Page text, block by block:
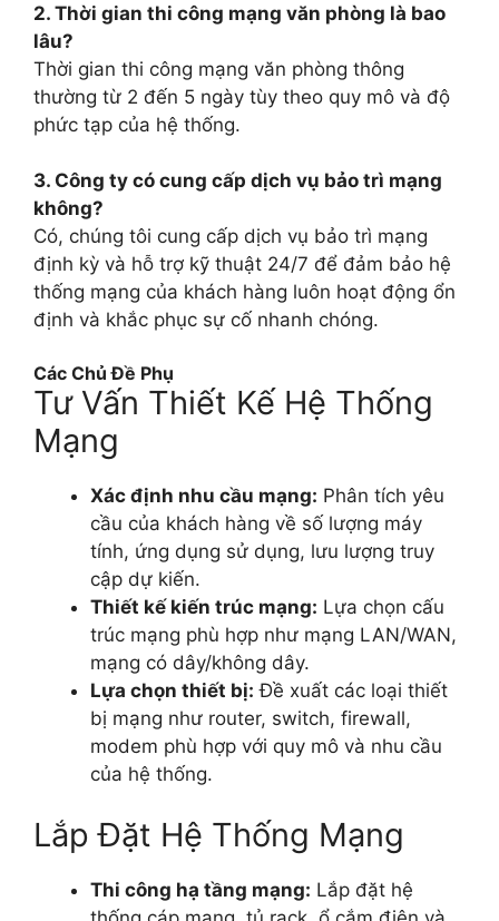
2. Thời gian thi công mạng văn phòng là bao
lâu?
Thời gian thi công mạng văn phòng thông
thường từ 2 đến 5 ngày tùy theo quy mô và độ
phức tạp của hệ thống.
3. Công ty có cung cấp dịch vụ bảo trì mạng
không?
Có, chúng tôi cung cấp dịch vụ bảo trì mạng
định kỳ và hỗ trợ kỹ thuật 24/7 để đảm bảo hệ
thống mạng của khách hàng luôn hoạt động ổn
định và khắc phục sự cố nhanh chóng.
Các Chủ Đề Phụ
Tư Vấn Thiết Kế Hệ Thống
Mạng
Xác định nhu cầu mạng: Phân tích yêu
cầu của khách hàng về số lượng máy
tính, ứng dụng sử dụng, lưu lượng truy
cập dự kiến.
Thiết kế kiến trúc mạng: Lựa chọn cấu
trúc mạng phù hợp như mạng LAN/WAN,
mạng có dây/không dây.
Lựa chọn thiết bị: Đề xuất các loại thiết
bị mạng như router, switch, firewall,
modem phù hợp với quy mô và nhu cầu
của hệ thống.
Lắp Đặt Hệ Thống Mạng
Thi công hạ tầng mạng: Lắp đặt hệ